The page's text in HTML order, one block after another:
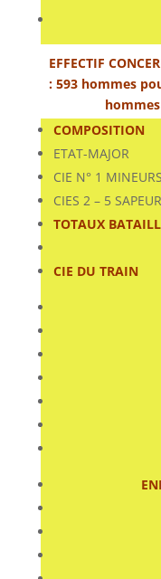
EFFECTIF
: 593 hommes
COMPOSITION
ETAT-MAJOR
CIE N° 1 MINEURS
CIES 2 – 5
TOTAUX
CIE DU TRAIN